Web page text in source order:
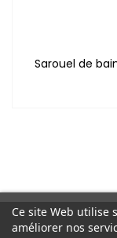
Sarouel de
Ce site Web utilise
améliorer nos